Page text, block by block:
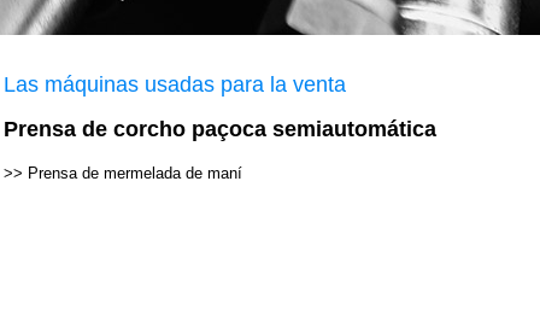
Las máquinas usadas para la venta
Prensa de corcho paçoca semiautomática
>> Prensa de mermelada de maní